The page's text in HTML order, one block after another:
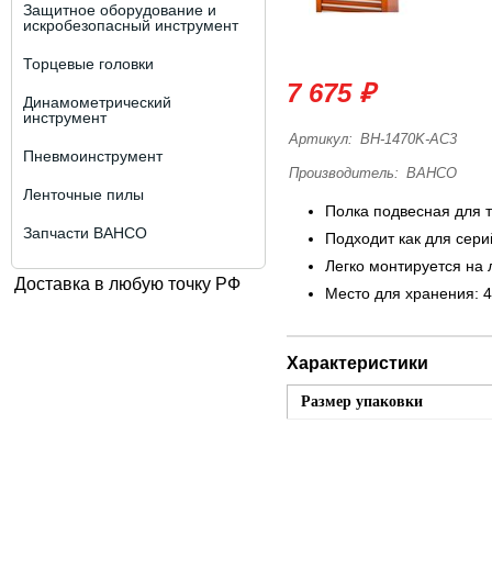
Защитное оборудование и
искробезопасный инструмент
Торцевые головки
Динамометрический
инструмент
Пневмоинструмент
Ленточные пилы
Запчасти BAHCO
Доставка в любую точку РФ
7 675 ₽
Артикул: BH-1470K-AC3
Производитель: BAHCO
Полка подвесная для
Подходит как для
Легко монтируется на
Место для хранения:
Характеристики
Размер упаковки